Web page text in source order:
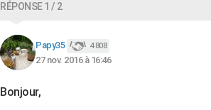
RÉPONSE 1 / 2
Papy35 4 808
27 nov. 2016 à 16:46
Bonjour,